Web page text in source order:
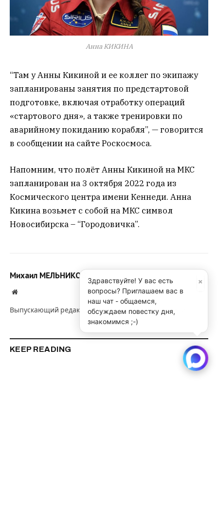
Анна КИКИНА
“Там у Анны Кикиной и ее коллег по экипажу
запланированы занятия по предстартовой
подготовке, включая отработку операций
«стартового дня», а также тренировки по
аварийному покиданию корабля”, — говорится
в сообщении на сайте Роскосмоса.
Напомним, что полёт Анны Кикиной на МКС
запланирован на 3 октября 2022 года из
Космического центра имени Кеннеди. Анна
Кикина возьмет с собой на МКС символ
Новосибирска – “Городовичка”.
Михаил МЕЛЬНИКОВ
Website
Выпускающий редактор SibRu.com (Новости Сибири).
KEEP READING
×
Здравствуйте! У вас есть
вопросы? Приглашаем вас в
наш чат - общаемся,
обсуждаем повестку дня,
знакомимся ;-)